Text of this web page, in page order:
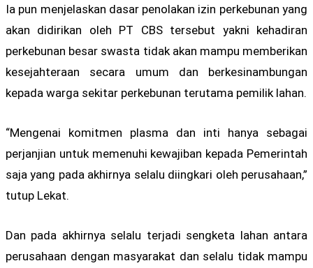
Ia pun menjelaskan dasar penolakan izin perkebunan yang
akan didirikan oleh PT CBS tersebut yakni kehadiran
perkebunan besar swasta tidak akan mampu memberikan
kesejahteraan secara umum dan berkesinambungan
kepada warga sekitar perkebunan terutama pemilik lahan.
“Mengenai komitmen plasma dan inti hanya sebagai
perjanjian untuk memenuhi kewajiban kepada Pemerintah
saja yang pada akhirnya selalu diingkari oleh perusahaan,”
tutup Lekat.
Dan pada akhirnya selalu terjadi sengketa lahan antara
perusahaan dengan masyarakat dan selalu tidak mampu